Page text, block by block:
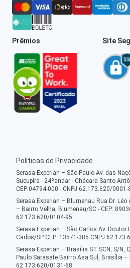
Prêmios Site
Políticas de Privacidade
Serasa Experian – São Paulo Av. das
Sucupira - 24ºandar - Chácara Santo
CEP:04794-000 - CNPJ 62.173.620/0001-
Serasa Experian – Blumenau Rua Dr.
– Bairro Velha, Blumenau/SC - CEP:
62.173.620/0104-95
Serasa Experian – São Carlos Av. Doutor
Carlos/SP CEP: 13571-385 CNPJ
Serasa Experian – Brasília ST SCN, S/N,
Paulo Sarasate Bairro Asa Sul, Brasília –
62.173.620/0131-68